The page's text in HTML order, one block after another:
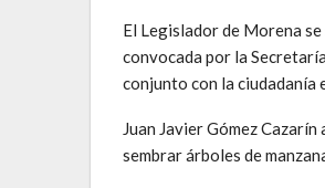
El Legislador de Morena
convocada por la
conjunto con la ciudadanía
Juan Javier Gómez
sembrar árboles de